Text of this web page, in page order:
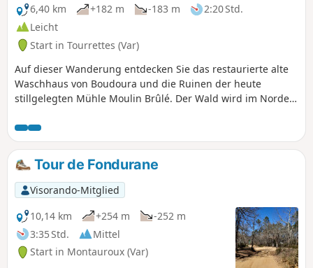
6,40 km
+182 m -183 m
2:20 Std.
Leicht
Start in Tourrettes (Var)
Auf dieser Wanderung entdecken Sie das restaurierte alte
Waschhaus von Boudoura und die Ruinen der heute
stillgelegten Mühle Moulin Brûlé. Der Wald wird im Norden
vom Chautard begrenzt: so viel Wasser! Nördlich des
Plateaus von La Tuilerie oder Tuilière und Lavagne erstreckt
sich der Staatswald von Tourrettes, durchzogen von
zahlreichen unterirdischen und oberirdischen Kanälen und
Aquädukten, gespickt mit Schächten und Wasserfassungen:
Les Acates, Le Jas Neuf, Fontanouille und Font-Bouillen.
Tour de Fondurane
Visorando-Mitglied
10,14 km
+254 m
-252 m
3:35 Std.
Mittel
Start in Montauroux (Var)